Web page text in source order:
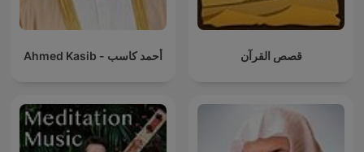
Ahmed Kasib - أحمد كاسب قصص القرآن